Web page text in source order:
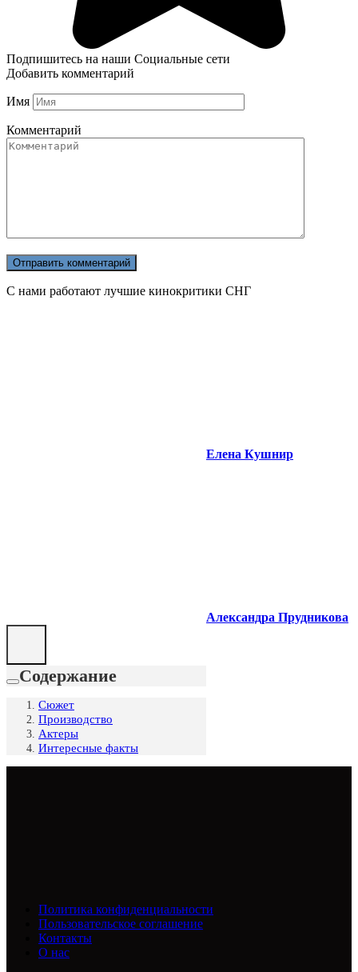
Подпишитесь на наши Социальные сети
Добавить комментарий
Имя
Комментарий
С нами работают лучшие кинокритики СНГ
Елена Кушнир
Александра Прудникова
Содержание
Сюжет
Производство
Актеры
Интересные факты
Политика конфиденциальности
Пользовательское соглашение
Контакты
О нас